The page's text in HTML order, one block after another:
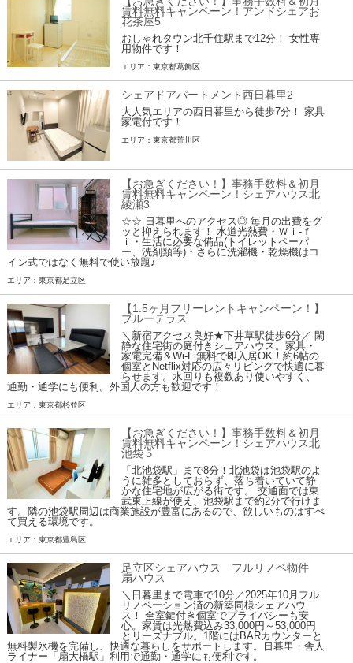
賃料無料キャンペーン！アンドシェアお
花茶屋5
おしゃれタウン北千住駅まで12分！ 女性専
用物件です！
エリア：東京都葛飾区
シェアドアパートメント西日暮里2
大人気エリアの西日暮里から徒歩7分！ 家具
家電付です！
エリア：東京都荒川区
【お急ぎください！】事務手数料＆初月
賃料無料キャンペーン！シェアハウス北
綾瀬3
☆☆ 日暮里へのアクセス◎ 毎月の出費をグ
ッと抑えられます！ 水道光熱費・Ｗｉ-ｆ
ｉ・生活に必要な備品(トイレットペーパ
ー、洗剤類等)・さらに洗濯機・乾燥機はコ
イン式ではなく無料で使い放題♪
エリア：東京都足立区
【1.5ヶ月フリーレントキャンペーン！】
ブルーテラス
＼新宿アクセス良好★下井草駅徒歩6分／ 閑
静な住宅街の庭付きシェアハウス。家具・
家電完備＆Wi-Fi無料で即入居OK！約6帖の
個室とNetflix対応の広々リビングで快適に暮
らせます。水回りも複数あり使いやすく、
通勤・通学にも便利。外国人の方も歓迎です！
エリア：東京都杉並区
【お急ぎください！】事務手数料＆初月
賃料無料キャンペーン！シェアハウス北
池袋５
「北池袋駅」まで8分！北池袋は池袋駅のよ
うに雑多としておらず、落ち着いていて静
かな住宅地が広がる街です。 交通面では東
武東上線が使え、池袋駅まで約2分で行けま
す。隣の池袋駅周辺は商業施設が豊富にあるので、欲しいものはすべ
て買える環境です。
エリア：東京都豊島区
足立区シェアハウス フルリノベ物件
扇ハウス
＼日暮里まで電車で10分／2025年10月フル
リノベーション済の新築同様シェアハウ
ス！ 全室鍵付き個室でプライバシーも安
心。家賃は光熱費込み33,000円～53,000円
とリーズナブル。1階にはBARカウンターと
無料製氷機を完備し、快適な暮らしをサポートします。日暮里・舎人
ライナー「扇大橋駅」利用で通勤・通学にも便利です。